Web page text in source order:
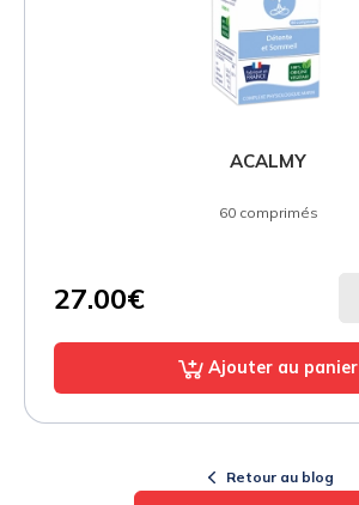
ACALMY
60 comprimés
27.00€
Ajouter au panier
Retour au blog